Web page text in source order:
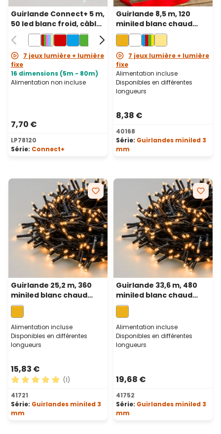
Guirlande Connect+ 5 m,
50 led blanc froid, câble
vert, prolongeable
7 jeux lumière + lumière
fixe
16 dimensions (5m - 80m)
Alimentation non incluse
7,70 €
LP78120
Série: Connect+
Guirlande 8,5 m, 120
miniled blanc chaud
traditionnel, câble vert
7 jeux lumière + lumière
fixe
Alimentation incluse
Disponibles en différentes
longueurs
8,38 €
40168
Série: Guirlandes miniled 3
mm
Guirlande 25,2 m, 360
miniled blanc chaud
traditionnel, câble vert
Alimentation incluse
Disponibles en différentes
longueurs
15,83 €
Note moyenne de 5 sur 5 étoiles
(1)
41721
Série: Guirlandes miniled 3
mm
Guirlande 33,6 m, 480
miniled blanc chaud
traditionnel, câble vert
Alimentation incluse
Disponibles en différentes
longueurs
19,68 €
41752
Série: Guirlandes miniled 3
mm